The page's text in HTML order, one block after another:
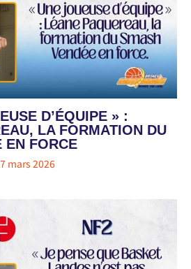
D’ÉQUIPE » :
LA FORMATION DU
EN FORCE
mars 2026